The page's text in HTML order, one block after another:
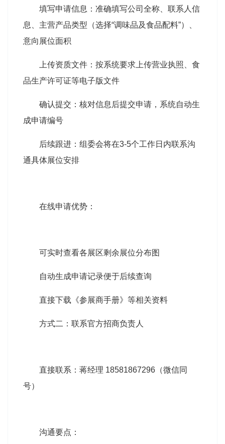
填写申请信息：准确填写公司全称、联系人信
息、主营产品类型（选择“调味品及食品配料”）、
意向展位面积
上传资质文件：按系统要求上传营业执照、食
品生产许可证等电子版文件
确认提交：核对信息后提交申请，系统自动生
成申请编号
后续跟进：组委会将在3-5个工作日内联系沟
通具体展位安排
在线申请优势：
可实时查看各展区剩余展位分布图
自动生成申请记录便于后续查询
直接下载《参展商手册》等相关资料
方式二：联系官方招商负责人
直接联系：蒋经理 18581867296（微信同
号）
沟通要点：